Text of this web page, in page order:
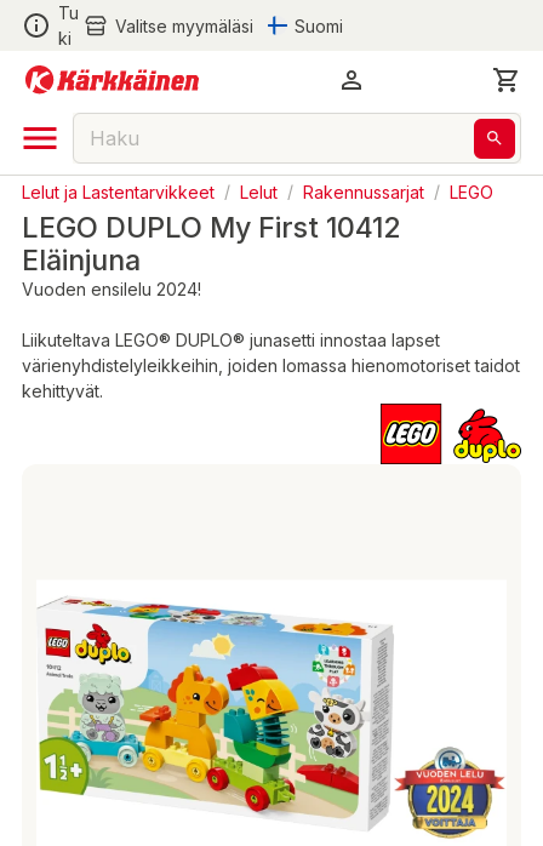
Tu
ki
Valitse myymäläsi Suomi
Lelut ja Lastentarvikkeet / Lelut / Rakennussarjat / LEGO
LEGO DUPLO My First 10412
Eläinjuna
Vuoden ensilelu 2024!
Liikuteltava LEGO® DUPLO® junasetti innostaa lapset
värienyhdistelyleikkeihin, joiden lomassa hienomotoriset taidot
kehittyvät.